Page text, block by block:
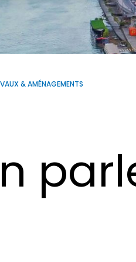
& AMÉNAGEMENTS